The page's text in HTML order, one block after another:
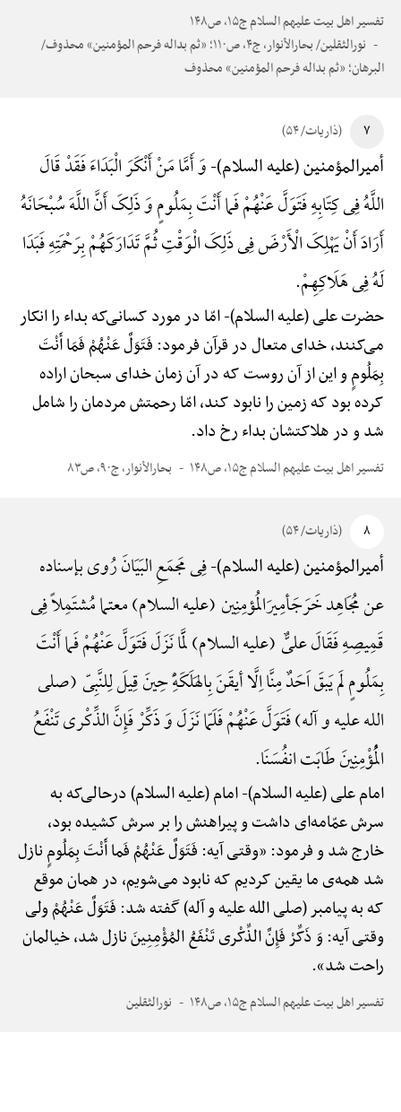
تفسیر اهل بیت علیهم السلام ج۱۵، ص۱۴۸
نورالثقلین/ بحارالأنوار، ج۴، ص۱۱۰؛ «ثم بداله فرحم المؤمنین» محذوف/
البرهان؛ «ثم بداله فرحم المؤمنین» محذوف
۷ (ذاریات/ ۵۴)
أمیرالمؤمنین (علیه السلام)-وَ أَمَّا مَنْ أَنْکَرَ الْبَدَاءَ فَقَدْ قَالَ
اللَّهُ فِی کِتَابِهِ فَتَوَلَّ عَنْهُمْ فَما أَنْتَ بِمَلُومٍ وَ ذَلِکَ أَنَّ اللَّهَ سُبْحَانَهُ
أَرَادَ أَنْ یَهْلِکَ الْأَرْضَ فِی ذَلِکَ الْوَقْتِ ثُمَّ تَدَارَکَهُمْ بِرَحْمَتِهِ فَبَدَا
لَهُ فِی هَلَاکِهِمْ.
حضرت علی (علیه السلام)-امّا در مورد کسانی‌که بداء را انکار
می‌کنند، خدای متعال در قرآن فرمود: فَتَوَلَّ عَنْهُمْ فَمَا أَنْتَ
بِمَلُومٍ و این از آن روست که در آن زمان خدای سبحان اراده
کرده بود که زمین را نابود کند، امّا رحمتش مردمان را شامل
شد و در هلاکتشان بداء رخ داد.
تفسیر اهل بیت علیهم السلام ج۱۵، ص۱۴۸ بحارالأنوار، ج۹۰، ص۸۳
۸ (ذاریات/ ۵۴)
أمیرالمؤمنین (علیه السلام)-فِی مَجمَعِ البَیَانَ رُوی بإسناده
عن مُجَاهِد خَرَجَأمِیرَالمُؤمِنِین (علیه السلام) معتما مُشتَمِلاً فِی
قَمِیصِهِ فَقَالَ علیٌّ (علیه السلام) لَمَّا نَزَلَ فَتَوَلَّ عَنْهُمْ فَما أَنْتَ
بِمَلُومٍ لَم یَبقَ اَحَدٌ مِنَّا اِلَّا أیقَنَ بِالهَلَکَهًِْ حِینَ قِیلَ لِلنَّبِیّ (صلی
الله علیه و آله) فَتَوَلَّ عَنْهُمْ فَلَمّا نَزَلَ وَ ذَکِّرْ فَإِنَّ الذِّکْری تَنْفَعُ
الْمُؤْمِنِینَ طَابَت انفُسَنَا.
امام علی (علیه السلام)-امام (علیه السلام) درحالی‌که به
سرش عمّامه‌ای داشت و پیراهنش را بر سرش کشیده بود،
خارج شد و فرمود: «وقتی آیه: فَتَوَلَّ عَنْهُمْ فَما أَنْتَ بِمَلُومٍ نازل
شد همه‌ی ما یقین کردیم که نابود می‌شویم، در همان موقع
که به پیامبر (صلی الله علیه و آله) گفته شد: فَتَوَلَّ عَنْهُمْ ولی
وقتی آیه: وَ ذَکِّرْ فَإِنَّ الذِّکْری تَنْفَعُ المُؤْمِنِینَ نازل شد، خیالمان
راحت شد».
تفسیر اهل بیت علیهم السلام ج۱۵، ص۱۴۸ نورالثقلین